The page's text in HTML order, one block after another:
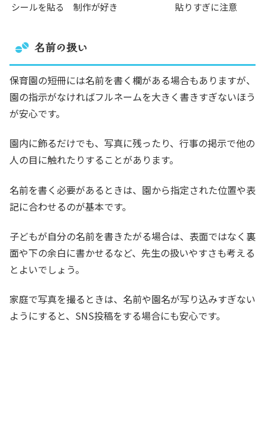
シールを貼る
制作が好き 貼りすぎに注意
名前の扱い
保育園の短冊には名前を書く欄がある場合もありますが、
園の指示がなければフルネームを大きく書きすぎないほう
が安心です。
園内に飾るだけでも、写真に残ったり、行事の掲示で他の
人の目に触れたりすることがあります。
名前を書く必要があるときは、園から指定された位置や表
記に合わせるのが基本です。
子どもが自分の名前を書きたがる場合は、表面ではなく裏
面や下の余白に書かせるなど、先生の扱いやすさも考える
とよいでしょう。
家庭で写真を撮るときは、名前や園名が写り込みすぎない
ようにすると、SNS投稿をする場合にも安心です。